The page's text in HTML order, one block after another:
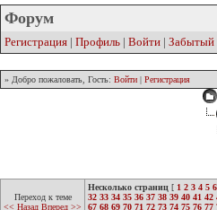
Форум
Регистрация | Профиль | Войти | Забытый
» Добро пожаловать, Гость: Войти | Регистрация
Переход к теме
<< Назад Вперед >>
Несколько страниц [ 1 2 3 4 5 6
32 33 34 35 36 37 38 39 40 41 42
67 68 69 70 71 72 73 74 75 76 77